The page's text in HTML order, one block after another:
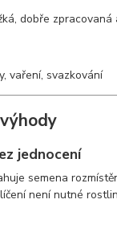
dobře zpracovaná
vaření, svazkování
jednocení
semena
není nutné